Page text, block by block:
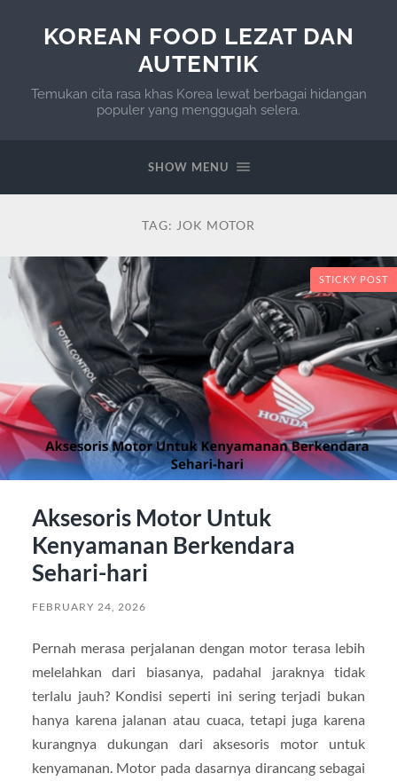
KOREAN FOOD LEZAT DAN
AUTENTIK
Temukan cita rasa khas Korea lewat berbagai hidangan
populer yang menggugah selera.
SHOW MENU
TAG: JOK MOTOR
STICKY POST
Aksesoris Motor Untuk
Kenyamanan Berkendara
Sehari-hari
FEBRUARY 24, 2026
Pernah merasa perjalanan dengan motor terasa lebih
melelahkan dari biasanya, padahal jaraknya tidak
terlalu jauh? Kondisi seperti ini sering terjadi bukan
hanya karena jalanan atau cuaca, tetapi juga karena
kurangnya dukungan dari aksesoris motor untuk
kenyamanan. Motor pada dasarnya dirancang sebagai